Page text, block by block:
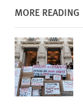
MORE READING